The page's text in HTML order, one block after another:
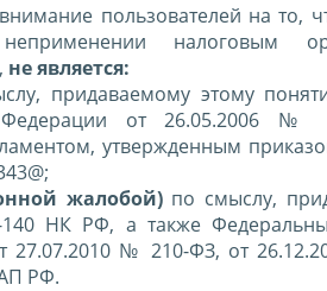
пользователей на то,
налоговым
не является:
придаваемому этому
Федерации от 26.05.2006
утвержденным
жалобой)по смыслу,
140 НК РФ, а также
27.07.2010 № 210-ФЗ, от
РФ.